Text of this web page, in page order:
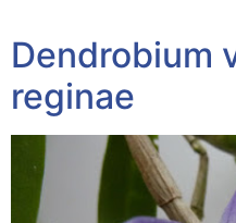
Dendrobium
reginae